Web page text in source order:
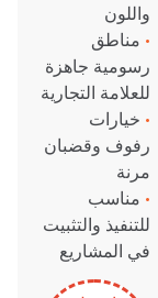
واللون
• مناطق
رسومية جاهزة
للعلامة التجارية
• خيارات
رفوف وقضبان
مرنة
• مناسب
للتنفيذ والتثبيت
في المشاريع